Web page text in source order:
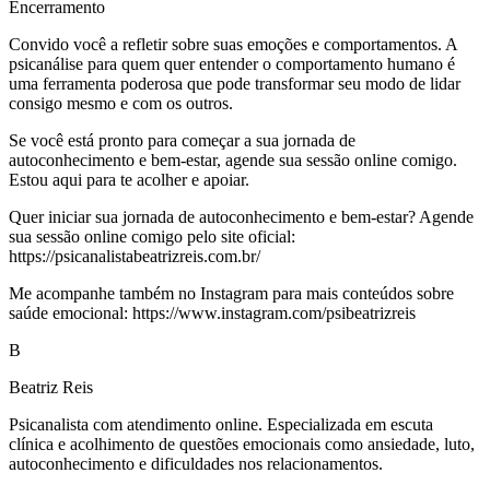
Encerramento
Convido você a refletir sobre suas emoções e comportamentos. A
psicanálise para quem quer entender o comportamento humano é
uma ferramenta poderosa que pode transformar seu modo de lidar
consigo mesmo e com os outros.
Se você está pronto para começar a sua jornada de
autoconhecimento e bem-estar, agende sua sessão online comigo.
Estou aqui para te acolher e apoiar.
Quer iniciar sua jornada de autoconhecimento e bem-estar? Agende
sua sessão online comigo pelo site oficial:
https://psicanalistabeatrizreis.com.br/
Me acompanhe também no Instagram para mais conteúdos sobre
saúde emocional: https://www.instagram.com/psibeatrizreis
B
Beatriz Reis
Psicanalista com atendimento online. Especializada em escuta
clínica e acolhimento de questões emocionais como ansiedade, luto,
autoconhecimento e dificuldades nos relacionamentos.